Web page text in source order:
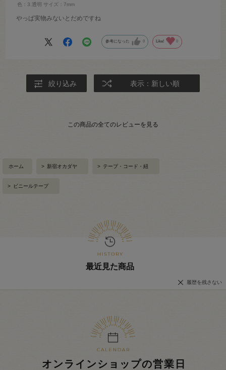
色：3.透明 サイズ：7mm
やっぱ実物みないとだめですね
参考になった 0 Like! 0
絞り込み 表示：新しい順
この商品の全てのレビューを見る
ホーム > 新宿オカダヤ > テープ・コード・紐
> ビニールテープ
最近見た商品
履歴を残さない
オンラインショップの営業日